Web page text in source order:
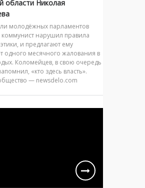
области Николая
молодёжных парламентов
коммунист нарушил правила
этики, и предлагают ему
одного месячного жалования в
Коломейцев, в свою очередь
«кто здесь власть».
— newsdelo.com